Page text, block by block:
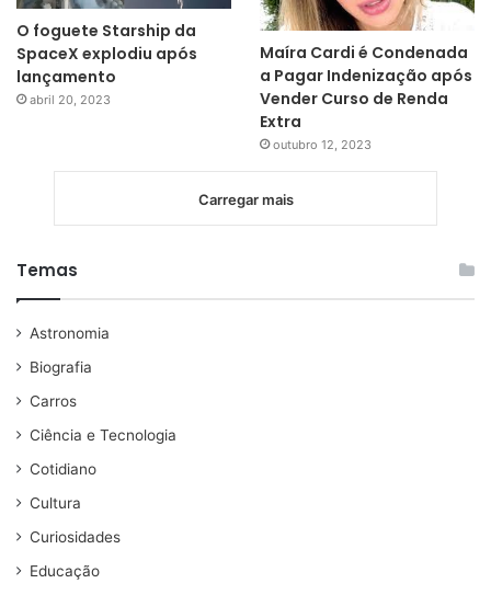
O foguete Starship da
SpaceX explodiu após
lançamento
abril 20, 2023
Maíra Cardi é Condenada
a Pagar Indenização após
Vender Curso de Renda
Extra
outubro 12, 2023
Carregar mais
Temas
Astronomia
Biografia
Carros
Ciência e Tecnologia
Cotidiano
Cultura
Curiosidades
Educação